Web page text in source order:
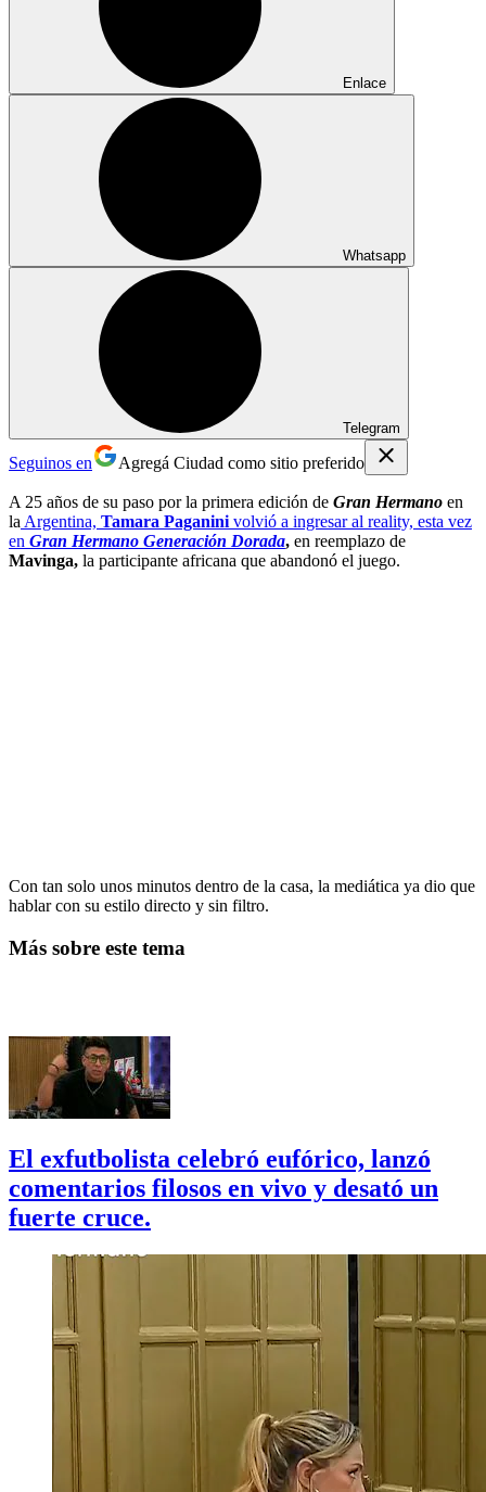
Enlace
Whatsapp
Telegram
Seguinos en Agregá Ciudad como sitio preferido
A 25 años de su paso por la primera edición de Gran Hermano en
la Argentina, Tamara Paganini volvió a ingresar al reality, esta vez
en Gran Hermano Generación Dorada, en reemplazo de
Mavinga, la participante africana que abandonó el juego.
Con tan solo unos minutos dentro de la casa, la mediática ya dio que
hablar con su estilo directo y sin filtro.
Más sobre este tema
El exfutbolista celebró eufórico, lanzó
comentarios filosos en vivo y desató un
fuerte cruce.